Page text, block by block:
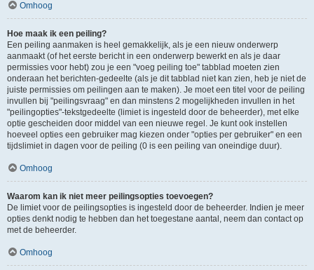
Omhoog
Hoe maak ik een peiling?
Een peiling aanmaken is heel gemakkelijk, als je een nieuw onderwerp
aanmaakt (of het eerste bericht in een onderwerp bewerkt en als je daar
permissies voor hebt) zou je een "voeg peiling toe" tabblad moeten zien
onderaan het berichten-gedeelte (als je dit tabblad niet kan zien, heb je niet de
juiste permissies om peilingen aan te maken). Je moet een titel voor de peiling
invullen bij "peilingsvraag" en dan minstens 2 mogelijkheden invullen in het
"peilingopties"-tekstgedeelte (limiet is ingesteld door de beheerder), met elke
optie gescheiden door middel van een nieuwe regel. Je kunt ook instellen
hoeveel opties een gebruiker mag kiezen onder "opties per gebruiker" en een
tijdslimiet in dagen voor de peiling (0 is een peiling van oneindige duur).
Omhoog
Waarom kan ik niet meer peilingsopties toevoegen?
De limiet voor de peilingsopties is ingesteld door de beheerder. Indien je meer
opties denkt nodig te hebben dan het toegestane aantal, neem dan contact op
met de beheerder.
Omhoog